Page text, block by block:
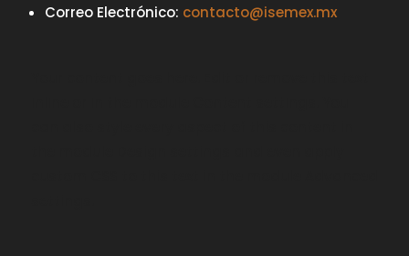
Correo Electrónico: contacto@isemex.mx